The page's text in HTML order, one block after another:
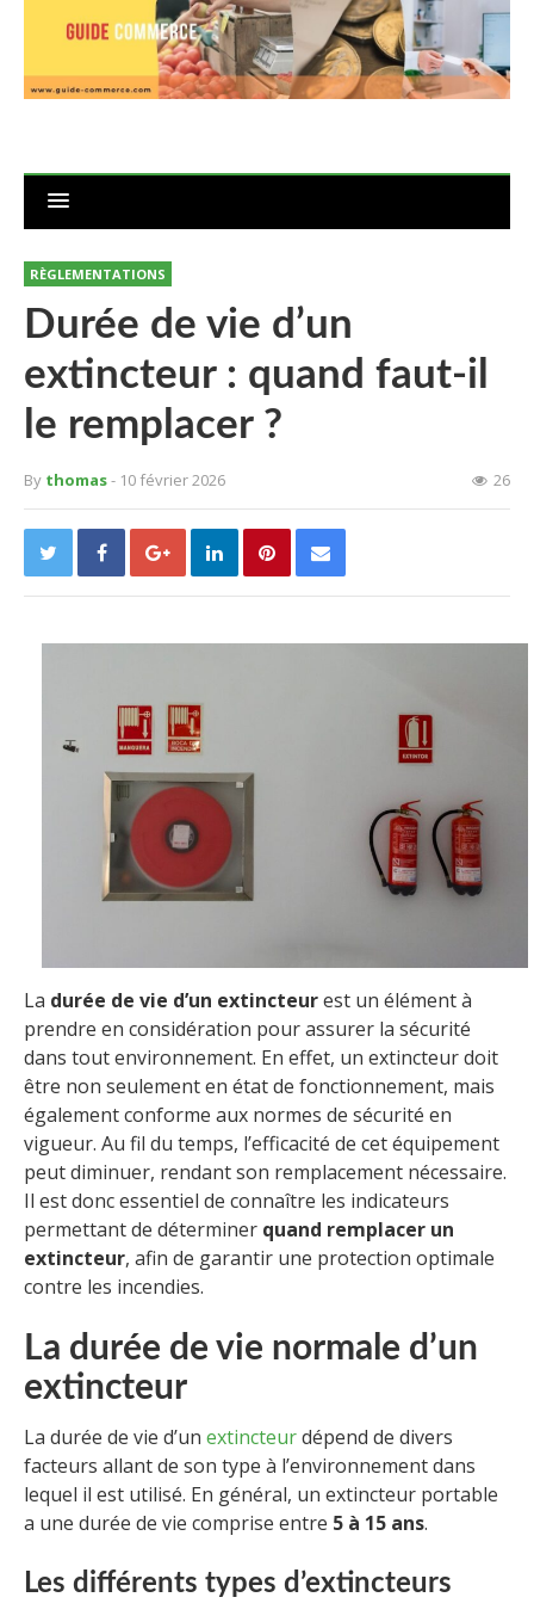
RÈGLEMENTATIONS
Durée de vie d’un
extincteur : quand faut-il
le remplacer ?
By thomas- 10 février 2026 26
La durée de vie d’un extincteurest un élément à
prendre en considération pour assurer la sécurité
dans tout environnement. En effet, un extincteur doit
être non seulement en état de fonctionnement, mais
également conforme aux normes de sécurité en
vigueur. Au fil du temps, l’efficacité de cet équipement
peut diminuer, rendant son remplacement nécessaire.
Il est donc essentiel de connaître les indicateurs
permettant de déterminer quand remplacer un
extincteur, afin de garantir une protection optimale
contre les incendies.
La durée de vie normale d’un
extincteur
La durée de vie d’un extincteurdépend de divers
facteurs allant de son type à l’environnement dans
lequel il est utilisé. En général, un extincteur portable
a une durée de vie comprise entre 5 à 15 ans.
Les différents types d’extincteurs